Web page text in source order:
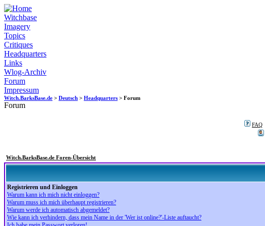
Witchbase
Imagery
Topics
Critiques
Headquarters
Links
Wlog-Archiv
Forum
Impressum
Witch.BarksBase.de > Deutsch > Headquarters > Forum
Forum
FAQ
Witch.BarksBase.de Foren-Übersicht
Registrieren und Einloggen
Warum kann ich mich nicht einloggen?
Warum muss ich mich überhaupt registrieren?
Warum werde ich automatisch abgemeldet?
Wie kann ich verhindern, dass mein Name in der 'Wer ist online?'-Liste auftaucht?